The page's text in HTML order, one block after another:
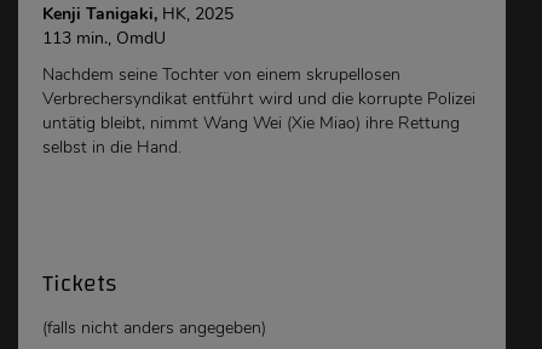
Kenji Tanigaki, HK, 2025
113 min., OmdU
Nachdem seine Tochter von einem skrupellosen
Verbrechersyndikat entführt wird und die korrupte Polizei
untätig bleibt, nimmt Wang Wei (Xie Miao) ihre Rettung
selbst in die Hand.
Tickets
(falls nicht anders angegeben)